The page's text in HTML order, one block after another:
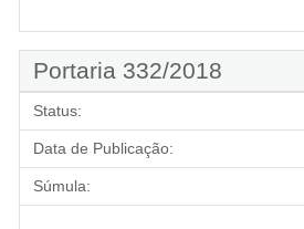
Portaria 332/2018
Status:
Data de Publicação:
Súmula: